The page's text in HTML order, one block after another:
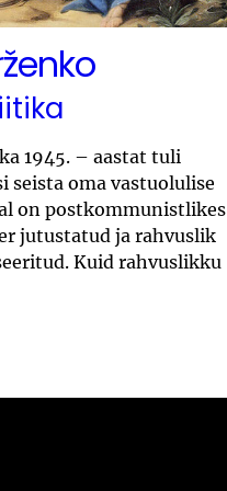
1945. – aastat tuli
seista oma vastuolulise
on postkommunistlikes
jutustatud ja rahvuslik
Kuid rahvuslikku